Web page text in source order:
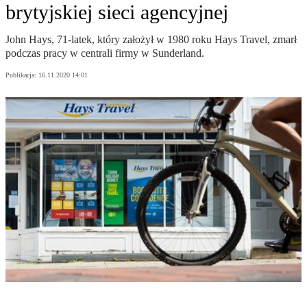
brytyjskiej sieci agencyjnej
John Hays, 71-latek, który założył w 1980 roku Hays Travel, zmarł
podczas pracy w centrali firmy w Sunderland.
Publikacja: 16.11.2020 14:01